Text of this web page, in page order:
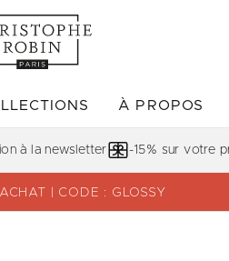
sous-menu (DÉCOUVRIR) Accédez au sous-menu (BEST-SELLERS)
À PROPOS
à la newsletter -15% sur votre
| CODE : GLOSSY